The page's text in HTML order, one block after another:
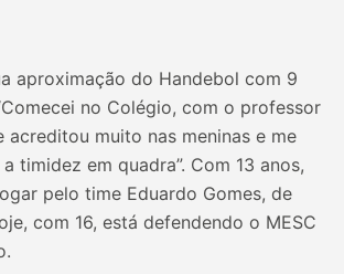
aproximação do Handebol com 9
no Colégio, com o professor
acreditou muito nas meninas e me
timidez em quadra”. Com 13 anos,
pelo time Eduardo Gomes, de
com 16, está defendendo o MESC